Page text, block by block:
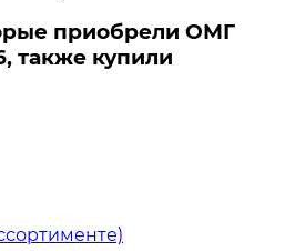
приобрели ОМГ
также купили